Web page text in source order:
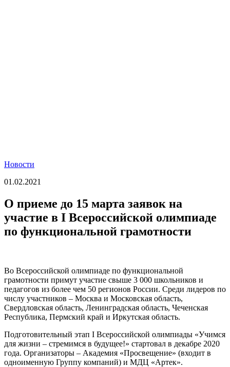
Новости
01.02.2021
О приеме до 15 марта заявок на
участие в I Всероссийской олимпиаде
по функциональной грамотности
Во Всероссийской олимпиаде по функциональной
грамотности примут участие свыше 3 000 школьников и
педагогов из более чем 50 регионов России. Среди лидеров по
числу участников – Москва и Московская область,
Свердловская область, Ленинградская область, Чеченская
Республика, Пермский край и Иркутская область.
Подготовительный этап I Всероссийской олимпиады «Учимся
для жизни – стремимся в будущее!» стартовал в декабре 2020
года. Организаторы – Академия «Просвещение» (входит в
одноименную Группу компаний) и МДЦ «Артек».